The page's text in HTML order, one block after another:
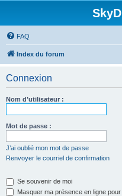
FAQ
Index du forum
Connexion
Nom d’utilisateur :
Mot de passe :
J’ai oublié mon mot de passe
Renvoyer le courriel de confirmation
Se souvenir de moi
Masquer ma présence en ligne